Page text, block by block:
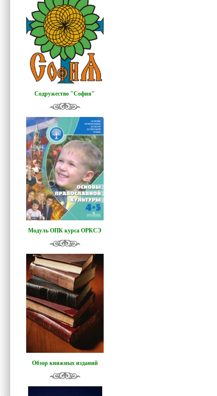
Содружество "София"
Модуль ОПК курса ОРКСЭ
Обзор книжных изданий